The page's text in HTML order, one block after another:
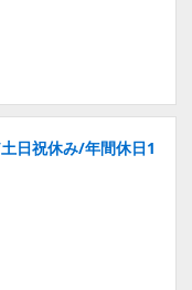
日祝休み/年間休日1